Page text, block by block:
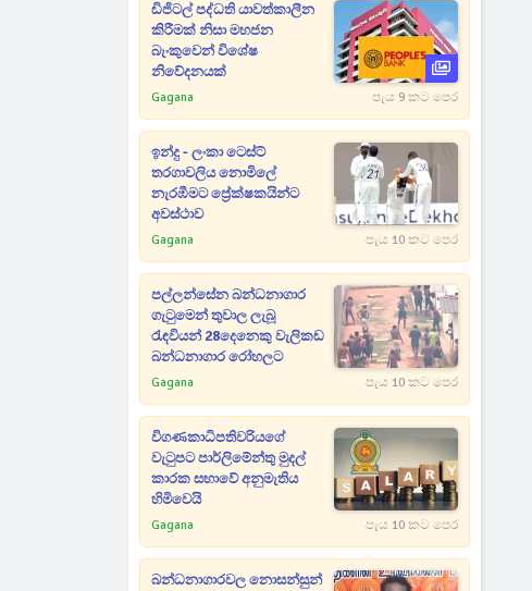
ඩිජිටල් පද්ධති යාවත්කාලීන
කිරීමක් නිසා මහජන
බැංකුවෙන් විශේෂ
නිවේදනයක්
Gagana පැය 9 කට පෙර
ඉන්දු - ලංකා ටෙස්ට්
තරගාවලිය නොමිලේ
නැරඹීමට ප්‍රේක්ෂකයින්ට
අවස්ථාව
Gagana පැය 10 කට පෙර
පල්ලන්සේන බන්ධනාගාර
ගැටුමෙන් තුවාල ලැබූ
රැඳවියන් 28දෙනෙකු වැලිකඩ
බන්ධනාගාර රෝහලට
Gagana පැය 10 කට පෙර
විගණකාධිපතිවරියගේ
වැටුපට පාර්ලිමේන්තු මුදල්
කාරක සභාවේ අනුමැතිය
හිමිවෙයි
Gagana පැය 10 කට පෙර
බන්ධනාගාරවල නොසන්සුන්